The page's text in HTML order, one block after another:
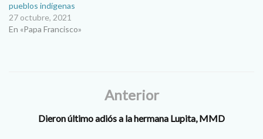
pueblos indígenas
27 octubre, 2021
En «Papa Francisco»
Anterior
Dieron último adiós a la hermana Lupita, MMD